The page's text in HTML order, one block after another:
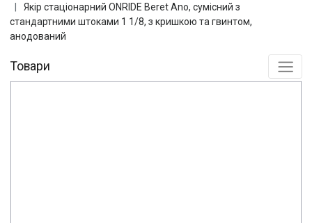
Якір стаціонарний ONRIDE Beret Ano, сумісний з
стандартними штоками 1 1/8, з кришкою та гвинтом,
анодований
Товари